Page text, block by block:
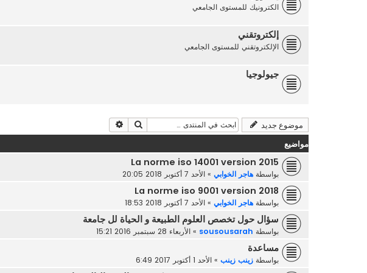
الكترونيك للمستوى الجامعي
إلكتروتقني
الإلكتروتقني للمستوى الجامعي
جيولوجيا
موضوع جديد بحث
مواضيع
La norme iso 14001 version 2015
بواسطة هاجر الخوابي » الأحد 7 أكتوبر 2018 20:05
La norme iso 9001 version 2018
بواسطة هاجر الخوابي » الأحد 7 أكتوبر 2018 18:53
سؤال حول تخصص العلوم الطبيعة و الحياة لل جامعة
بواسطة sousousarah
» الأربعاء 28 سبتمبر 2016 15:21
مساعدة
بواسطة زينب زينب » الأحد 1 أكتوبر 2017 6:49